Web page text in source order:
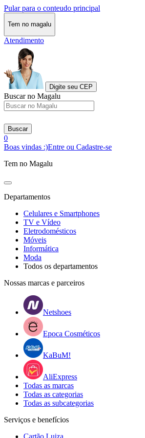
Pular para o conteudo principal
Tem no magalu
Atendimento
Digite seu CEP
Buscar no Magalu
Buscar
0
Boas vindas :)Entre ou Cadastre-se
Tem no Magalu
Departamentos
Celulares e Smartphones
TV e Vídeo
Eletrodomésticos
Móveis
Informática
Moda
Todos os departamentos
Nossas marcas e parceiros
Netshoes
Epoca Cosméticos
KaBuM!
AliExpress
Todas as marcas
Todas as categorias
Todas as subcategorias
Serviços e benefícios
Cartão Luiza